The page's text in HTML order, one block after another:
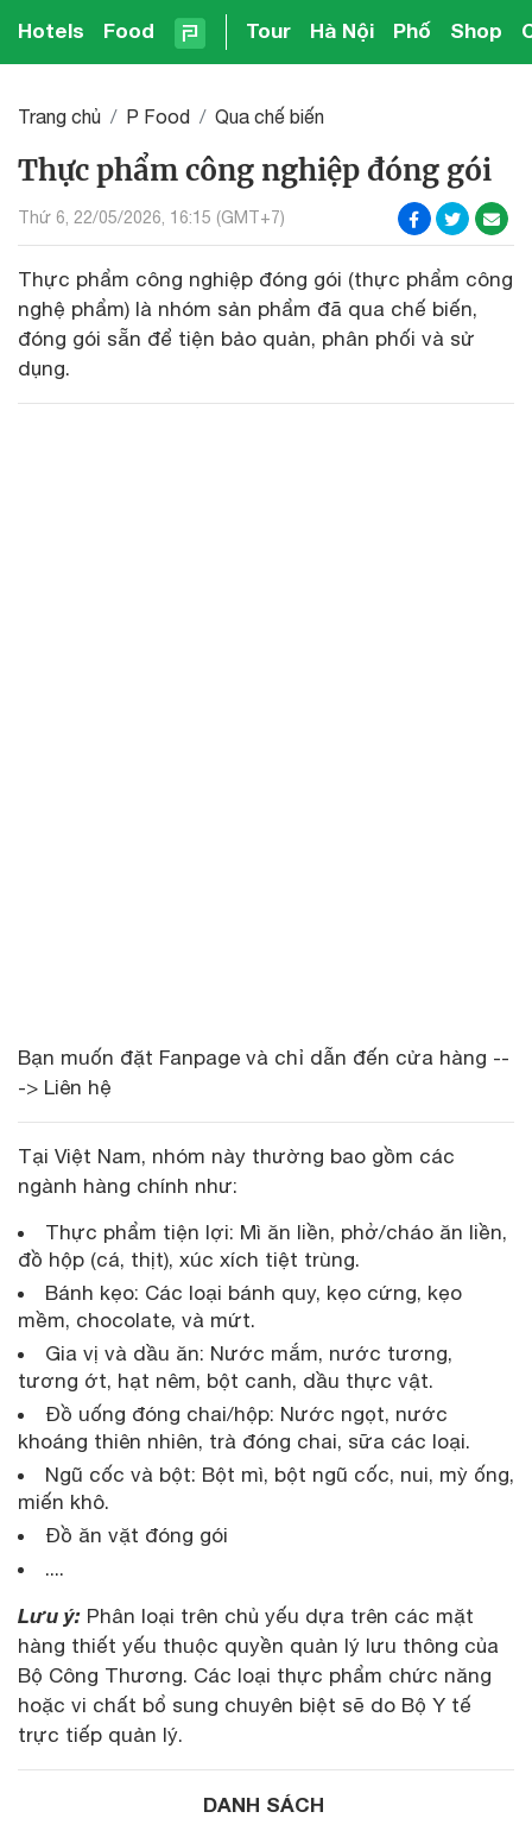
Hotels Food Tour Hà Nội Phố Shop
Trang chủ P Food Qua chế biến
Thực phẩm công nghiệp đóng gói
Thứ 6, 22/05/2026, 16:15 (GMT+7)
Thực phẩm công nghiệp đóng gói (thực phẩm công
nghệ phẩm) là nhóm sản phẩm đã qua chế biến,
đóng gói sẵn để tiện bảo quản, phân phối và sử
dụng.
Bạn muốn đặt Fanpage và chỉ dẫn đến cửa hàng --
-> Liên hệ
Tại Việt Nam, nhóm này thường bao gồm các
ngành hàng chính như:
Thực phẩm tiện lợi: Mì ăn liền, phở/cháo ăn liền,
đồ hộp (cá, thịt), xúc xích tiệt trùng.
Bánh kẹo: Các loại bánh quy, kẹo cứng, kẹo
mềm, chocolate, và mứt.
Gia vị và dầu ăn: Nước mắm, nước tương,
tương ớt, hạt nêm, bột canh, dầu thực vật.
Đồ uống đóng chai/hộp: Nước ngọt, nước
khoáng thiên nhiên, trà đóng chai, sữa các loại.
Ngũ cốc và bột: Bột mì, bột ngũ cốc, nui, mỳ ống,
miến khô.
Đồ ăn vặt đóng gói
....
Lưu ý: Phân loại trên chủ yếu dựa trên các mặt
hàng thiết yếu thuộc quyền quản lý lưu thông của
Bộ Công Thương. Các loại thực phẩm chức năng
hoặc vi chất bổ sung chuyên biệt sẽ do Bộ Y tế
trực tiếp quản lý.
DANH SÁCH